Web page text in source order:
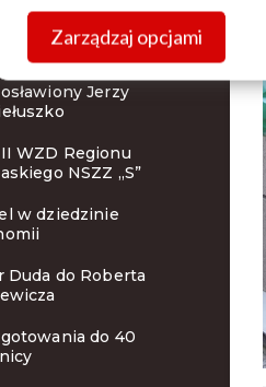
Zarządzaj opcjami
handlu w
- nowe przepisy
Jerzy
WZD Regionu
NSZZ „S”
w dziedzinie
Duda do Roberta
do 40